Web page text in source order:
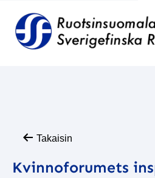
Takaisin
Kvinnoforumets